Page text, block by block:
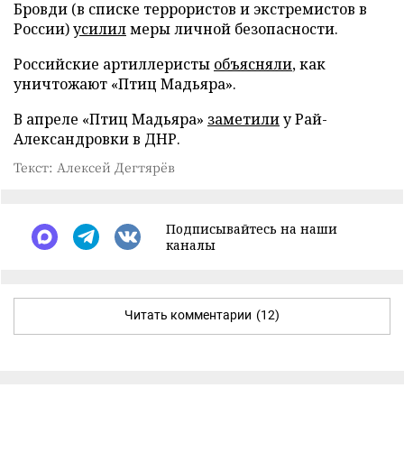
Бровди (в списке террористов и экстремистов в
России)усилилмеры личной безопасности.
Российские артиллеристы объясняли, как
уничтожают «Птиц Мадьяра».
В апреле «Птиц Мадьяра» заметилиу Рай-
Александровки в ДНР.
Текст: Алексей Дегтярёв
Подписывайтесь на наши
каналы
Читать комментарии (12)